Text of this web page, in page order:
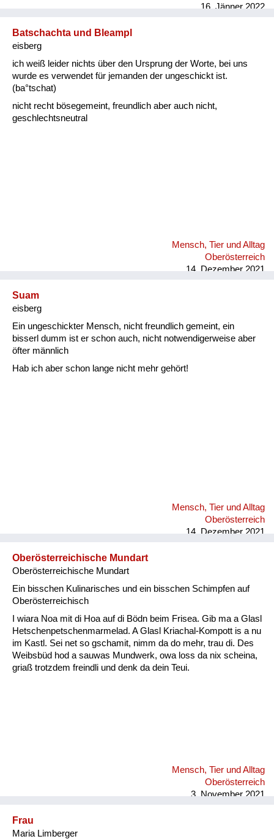
16. Jänner 2022
Batschachta und Bleampl
eisberg
ich weiß leider nichts über den Ursprung der Worte, bei uns
wurde es verwendet für jemanden der ungeschickt ist.
(ba°tschat)
nicht recht bösegemeint, freundlich aber auch nicht,
geschlechtsneutral
Mensch, Tier und Alltag
Oberösterreich
14. Dezember 2021
Suam
eisberg
Ein ungeschickter Mensch, nicht freundlich gemeint, ein
bisserl dumm ist er schon auch, nicht notwendigerweise aber
öfter männlich
Hab ich aber schon lange nicht mehr gehört!
Mensch, Tier und Alltag
Oberösterreich
14. Dezember 2021
Oberösterreichische Mundart
Oberösterreichische Mundart
Ein bisschen Kulinarisches und ein bisschen Schimpfen auf
Oberösterreichisch
I wiara Noa mit di Hoa auf di Bödn beim Frisea. Gib ma a Glasl
Hetschenpetschenmarmelad. A Glasl Kriachal-Kompott is a nu
im Kastl. Sei net so gschamit, nimm da do mehr, trau di. Des
Weibsbüd hod a sauwas Mundwerk, owa loss da nix scheina,
griaß trotzdem freindli und denk da dein Teui.
Mensch, Tier und Alltag
Oberösterreich
3. November 2021
Frau
Maria Limberger